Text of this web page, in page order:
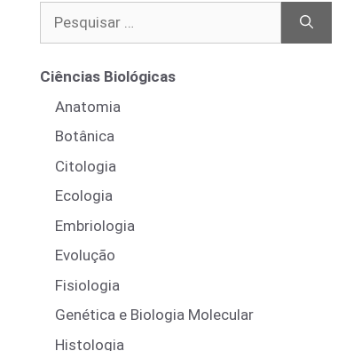
Ciências Biológicas
Anatomia
Botânica
Citologia
Ecologia
Embriologia
Evolução
Fisiologia
Genética e Biologia Molecular
Histologia